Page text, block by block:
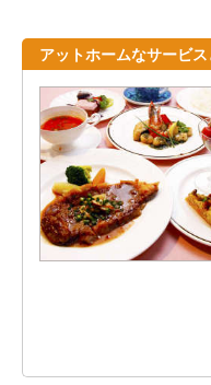
アットホームなサービ